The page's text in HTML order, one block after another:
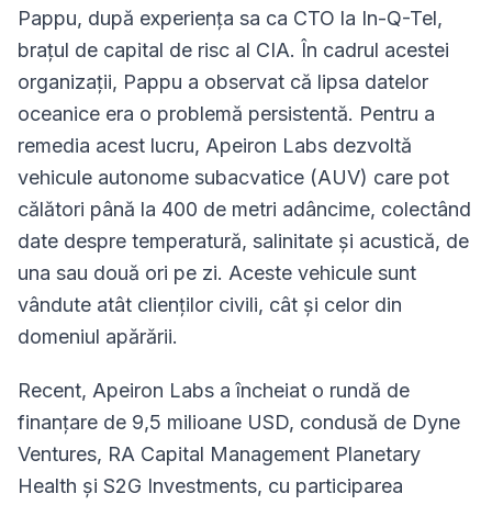
Pappu, după experiența sa ca CTO la In-Q-Tel,
brațul de capital de risc al CIA. În cadrul acestei
organizații, Pappu a observat că lipsa datelor
oceanice era o problemă persistentă. Pentru a
remedia acest lucru, Apeiron Labs dezvoltă
vehicule autonome subacvatice (AUV) care pot
călători până la 400 de metri adâncime, colectând
date despre temperatură, salinitate și acustică, de
una sau două ori pe zi. Aceste vehicule sunt
vândute atât clienților civili, cât și celor din
domeniul apărării.
Recent, Apeiron Labs a încheiat o rundă de
finanțare de 9,5 milioane USD, condusă de Dyne
Ventures, RA Capital Management Planetary
Health și S2G Investments, cu participarea